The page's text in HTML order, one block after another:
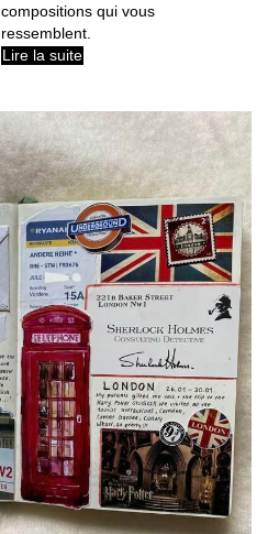
compositions qui vous
ressemblent.
Lire la suite